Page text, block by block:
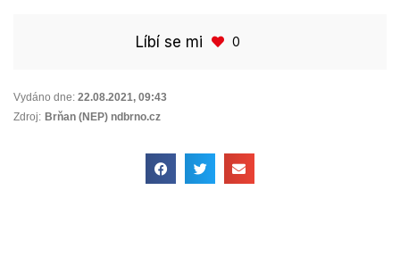
Líbí se mi 0
Vydáno dne: 22.08.2021, 09:43
Zdroj: Brňan (NEP) ndbrno.cz